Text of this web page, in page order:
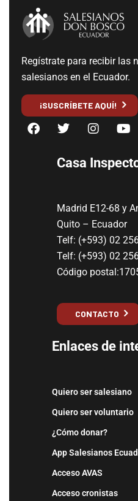
Regístrate para recibir las
salesianos en el Ecuador.
¡SUSCRÍBETE AQUÍ!
Casa
Madrid E12-68 y
Quito – Ecuador
Telf: (+593) 02
Telf: (+593) 02
Código
CONTACTO
Enlaces de
Quiero ser salesiano
Quiero ser voluntario
¿Cómo donar?
App Salesianos
Acceso AVAS
Acceso cronistas